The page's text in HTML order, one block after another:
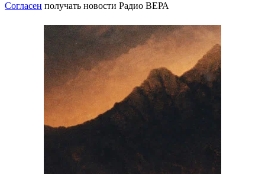
Согласен получать новости Радио ВЕРА